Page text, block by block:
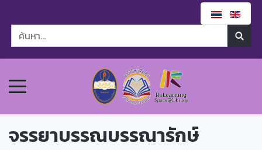
จรรยาบรรณบรรณารักษ์